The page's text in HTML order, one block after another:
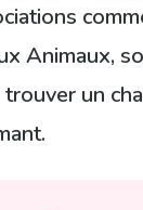
Animaux,
un